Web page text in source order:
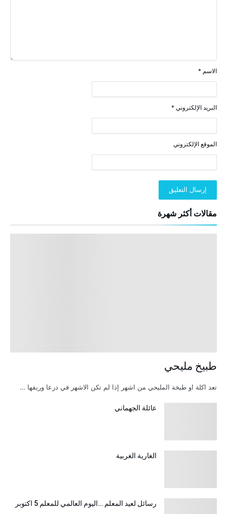
الاسم *
البريد الإلكتروني *
الموقع الإلكتروني
مقالات أكثر شهرة
طبيخ مليحي
تعد اكلة او طبخة المليحي من اشهر إذا لم تكن الاشهر في درعا وريفها …
عائلة الجهماني
الغارية الغربية
رسائل لعيد المعلم …اليوم العالمي للمعلم 5 اكتوبر